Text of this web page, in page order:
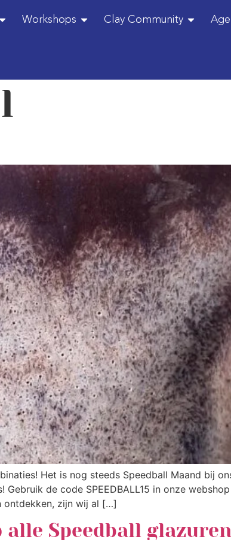
Workshops Clay Community
Het is nog steeds Speedball Maand bij
de code SPEEDBALL15 in onze
ontdekken, zijn wij al […]
alle Speedball